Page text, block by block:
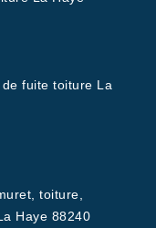
fuite toiture La
toiture,
Haye 88240